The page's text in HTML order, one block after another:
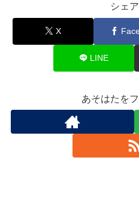
シェ
X
LINE
あそはたを